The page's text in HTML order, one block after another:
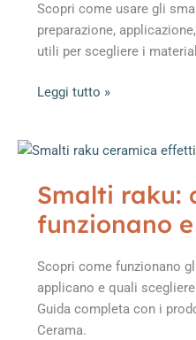
Scopri come usare gli
preparazione,
utili per scegliere i
Smalti
per
come
si
come
prepararli
e
quali
Leggi tutto »
Smalti raku:
funzionano
Scopri come funzionano
applicano e quali
Guida completa con i
Cerama.